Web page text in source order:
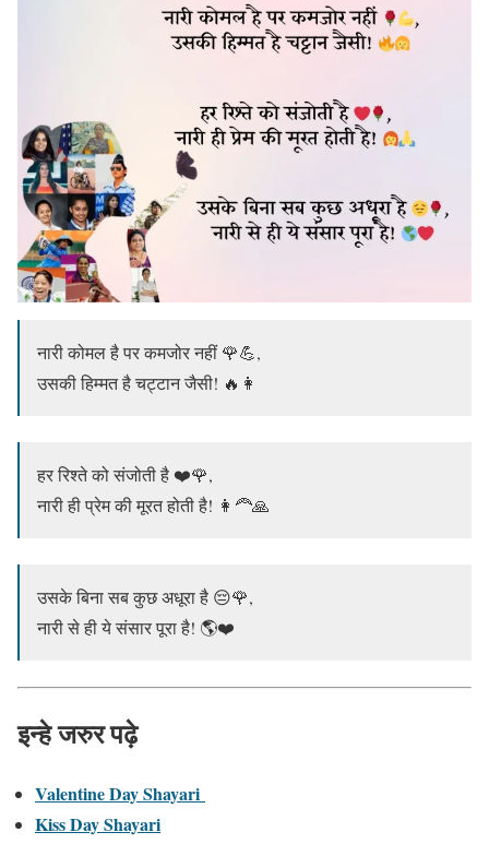
नारी कोमल है पर कमजोर नहीं 🌹💪,
उसकी हिम्मत है चट्टान जैसी! 🔥👩
हर रिश्ते को संजोती है ❤️🌹,
नारी ही प्रेम की मूरत होती है! 👩‍🦰🙏
उसके बिना सब कुछ अधूरा है 😔🌹,
नारी से ही ये संसार पूरा है! 🌎❤️
इन्हे जरुर पढ़े
Valentine Day Shayari
Kiss Day Shayari